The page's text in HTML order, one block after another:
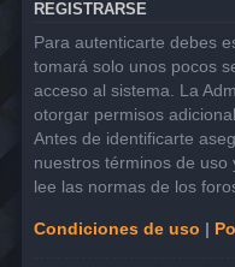
REGISTRARSE
Para autenticarte debes
tomará solo unos pocos
acceso al sistema. La
otorgar permisos
Antes de identificarte
nuestros términos de uso
lee las normas de los
Condiciones de uso |